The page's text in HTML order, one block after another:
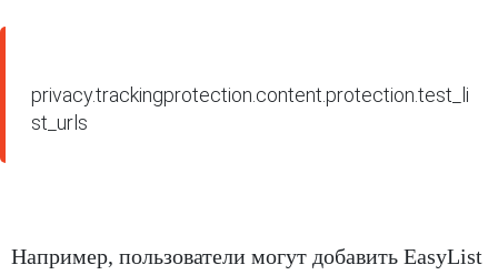
privacy.trackingprotection.content.protection.test_li
st_urls
Например, пользователи могут добавить EasyList